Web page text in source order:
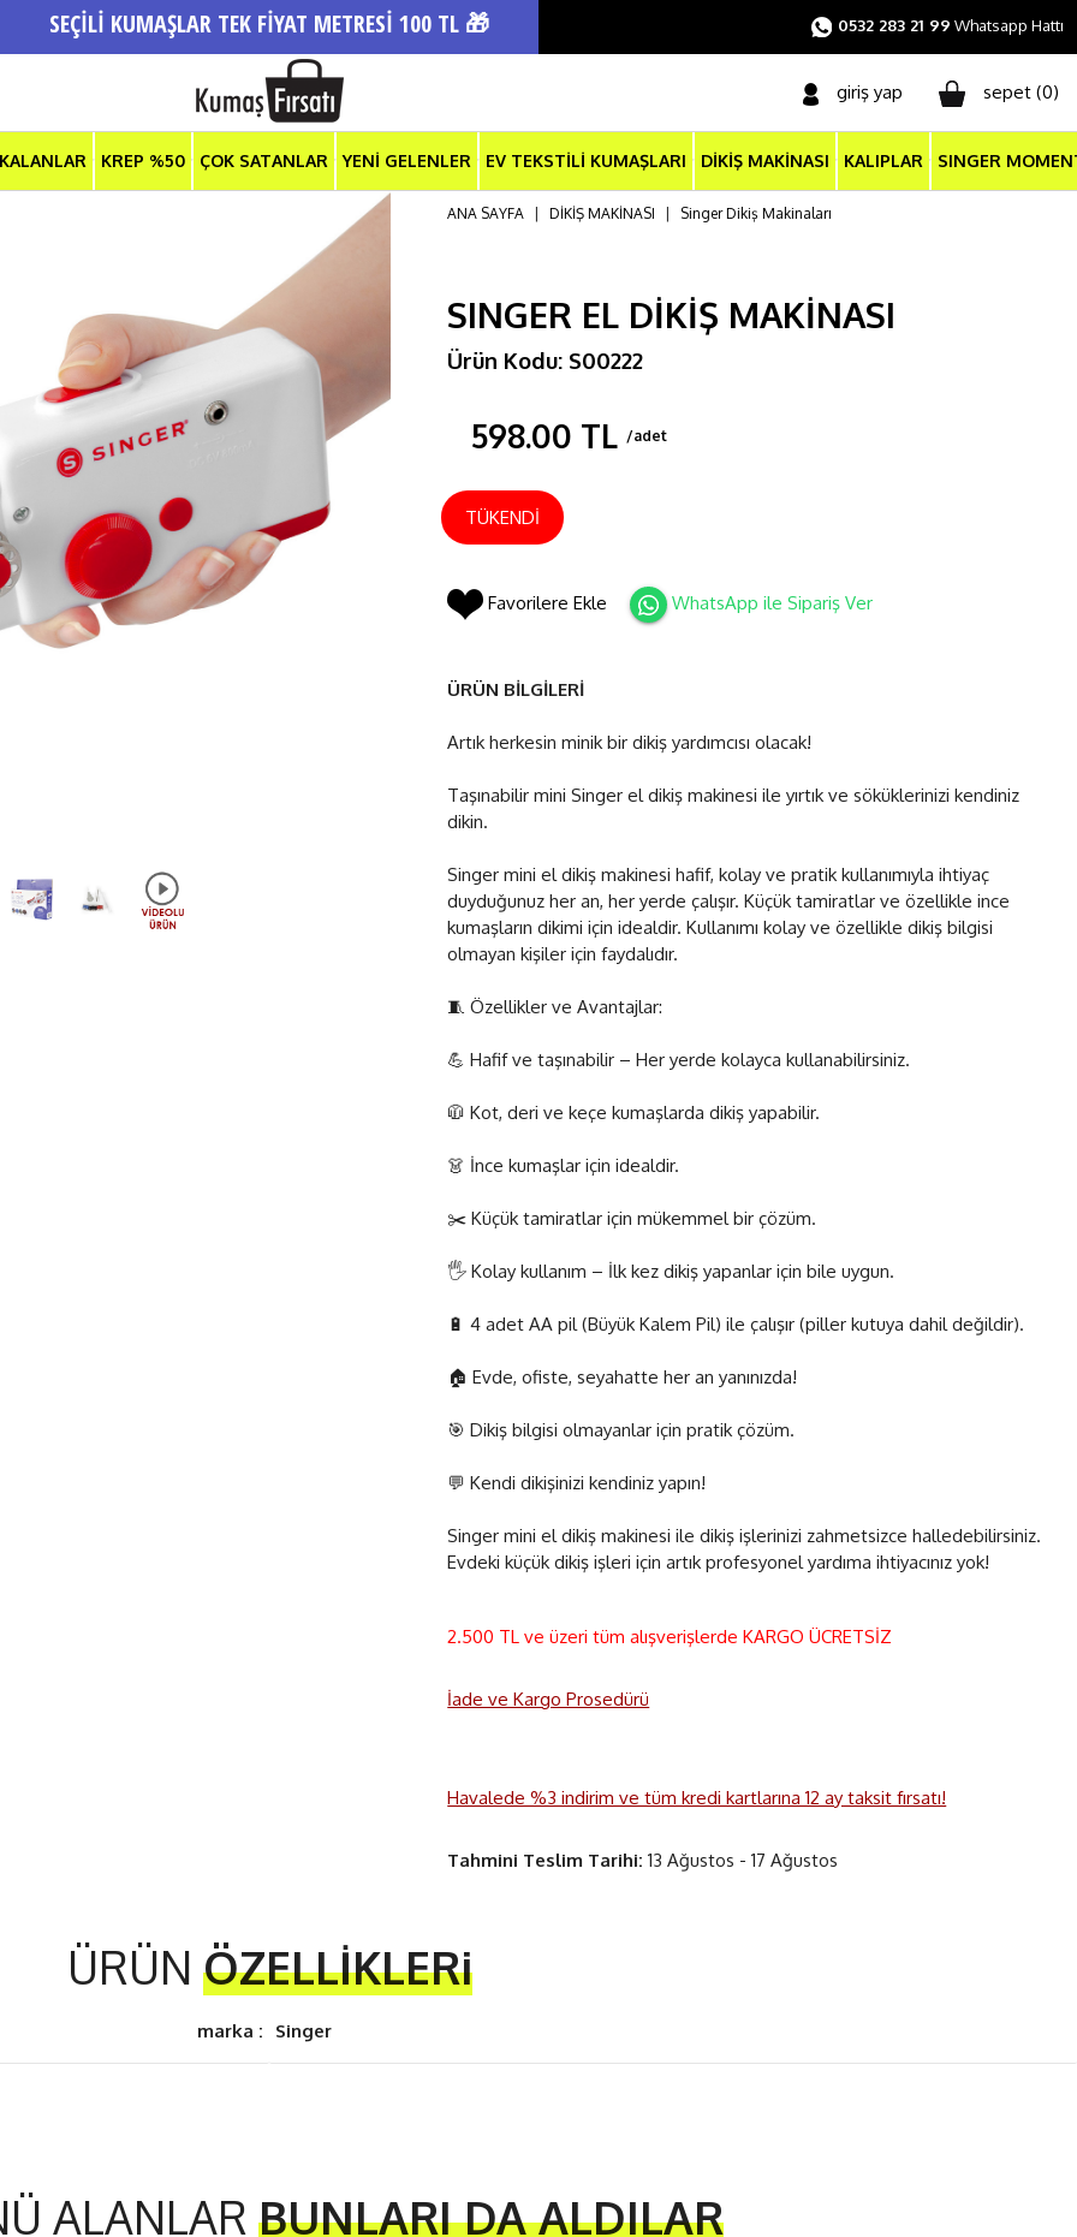
SEÇİLİ KUMAŞLAR TEK FİYAT METRESİ 100 TL 🎁 0532 283 21 99 Whatsapp Hattı
giriş yap sepet (0)
KREP %50 ÇOK SATANLAR YENİ GELENLER EV TEKSTİLİ KUMAŞLARI DİKİŞ MAKİNASI KALIPLAR SINGER
ANA SAYFA DİKİŞ MAKİNASI Singer Dikiş Makinaları
SINGER EL DİKİŞ MAKİNASI
Ürün Kodu: S00222
598.00 TL /adet
TÜKENDİ
Favorilere Ekle WhatsApp ile Sipariş Ver
ÜRÜN BİLGİLERİ
Artık herkesin minik bir dikiş yardımcısı olacak!
Taşınabilir mini Singer el dikiş makinesi ile yırtık ve söküklerinizi kendiniz
dikin.
Singer mini el dikiş makinesi hafif, kolay ve pratik kullanımıyla ihtiyaç
duyduğunuz her an, her yerde çalışır. Küçük tamiratlar ve özellikle ince
kumaşların dikimi için idealdir. Kullanımı kolay ve özellikle dikiş bilgisi
olmayan kişiler için faydalıdır.
🧵 Özellikler ve Avantajlar:
💪 Hafif ve taşınabilir – Her yerde kolayca kullanabilirsiniz.
🧥 Kot, deri ve keçe kumaşlarda dikiş yapabilir.
👗 İnce kumaşlar için idealdir.
✂️ Küçük tamiratlar için mükemmel bir çözüm.
🖐️ Kolay kullanım – İlk kez dikiş yapanlar için bile uygun.
🔋 4 adet AA pil (Büyük Kalem Pil) ile çalışır (piller kutuya dahil değildir).
🏠 Evde, ofiste, seyahatte her an yanınızda!
🎯 Dikiş bilgisi olmayanlar için pratik çözüm.
💬 Kendi dikişinizi kendiniz yapın!
Singer mini el dikiş makinesi ile dikiş işlerinizi zahmetsizce halledebilirsiniz.
Evdeki küçük dikiş işleri için artık profesyonel yardıma ihtiyacınız yok!
2.500 TL ve üzeri tüm alışverişlerde KARGO ÜCRETSİZ
İade ve Kargo Prosedürü
Havalede %3 indirim ve tüm kredi kartlarına 12 ay taksit fırsatı!
Tahmini Teslim Tarihi:13 Ağustos - 17 Ağustos
ÜRÜN ÖZELLİKLERi
marka : Singer
ALANLAR BUNLARI DA ALDILAR